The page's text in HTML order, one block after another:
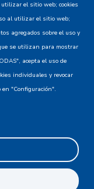
de
uso
el sitio web; cookies
al utilizar el sitio web;
agregados sobre el uso y
se utilizan para mostrar
acepta el uso de
individuales y revocar
"Configuración".